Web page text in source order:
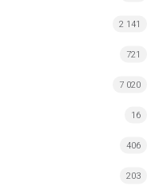
2 141
721
7 020
16
406
203